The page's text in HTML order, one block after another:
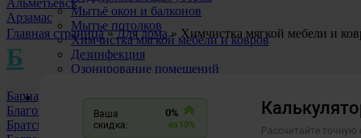
Альметьевск
Арзамас
Б
Барнаул
Благовещенск
Братск
Мытьё окон и балконов
Мытье потолков
Химчистка мягкой мебели и ковров
Дезинфекция
Озонирование помещений
Для бизнеса
Уборка офисов
Уборка ТЦ
Главная страница»Для дома» Химчистка мягкой мебели и